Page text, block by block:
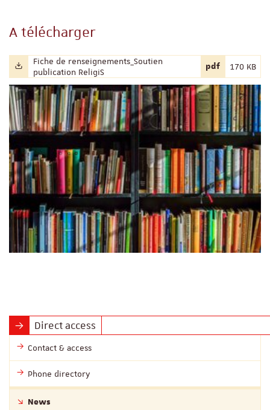
A télécharger
Filename:
Fiche de renseignements_Soutien
publication ReligiS
File extension:
pdf File size:
170 KB
Direct access
Contact & access
Phone directory
News